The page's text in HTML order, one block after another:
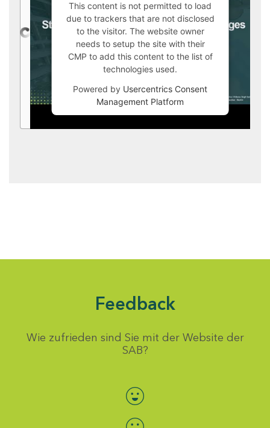
This content is not permitted to load
due to trackers that are not disclosed
to the visitor. The website owner
needs to setup the site with their
CMP to add this content to the list of
technologies used.
Powered by Usercentrics Consent
Management Platform
Feedback
Wie zufrieden sind Sie mit der Website der
SAB?
Bewertung auswählen